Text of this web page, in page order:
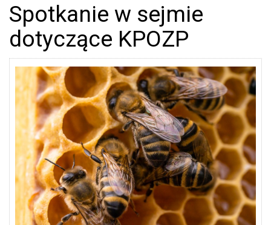
Spotkanie w sejmie
dotyczące KPOZP